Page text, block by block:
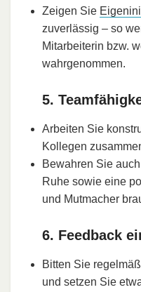
Zeigen Sie
zuverlässig – so
Mitarbeiterin bzw.
wahrgenommen.
5.
Arbeiten Sie
Kollegen
Bewahren Sie
Ruhe sowie eine
und Mutmacher
6. Feedback
Bitten Sie
und setzen Sie